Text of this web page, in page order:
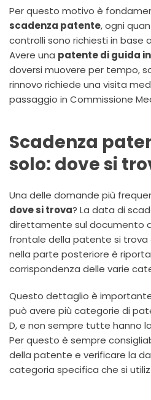
Per questo motivo è
scadenza patente, ogni
controlli sono richiesti in base
Avere una patente di guida
doversi muovere per tempo,
rinnovo richiede una visita
passaggio in Commissione
Scadenza
solo: dove si
Una delle domande più
dove si trova? La data di
direttamente sul documento
frontale della patente si trova
nella parte posteriore è
corrispondenza delle varie
Questo dettaglio è
può avere più categorie di
D, e non sempre tutte hanno
Per questo è sempre
della patente e verificare la
categoria specifica che si